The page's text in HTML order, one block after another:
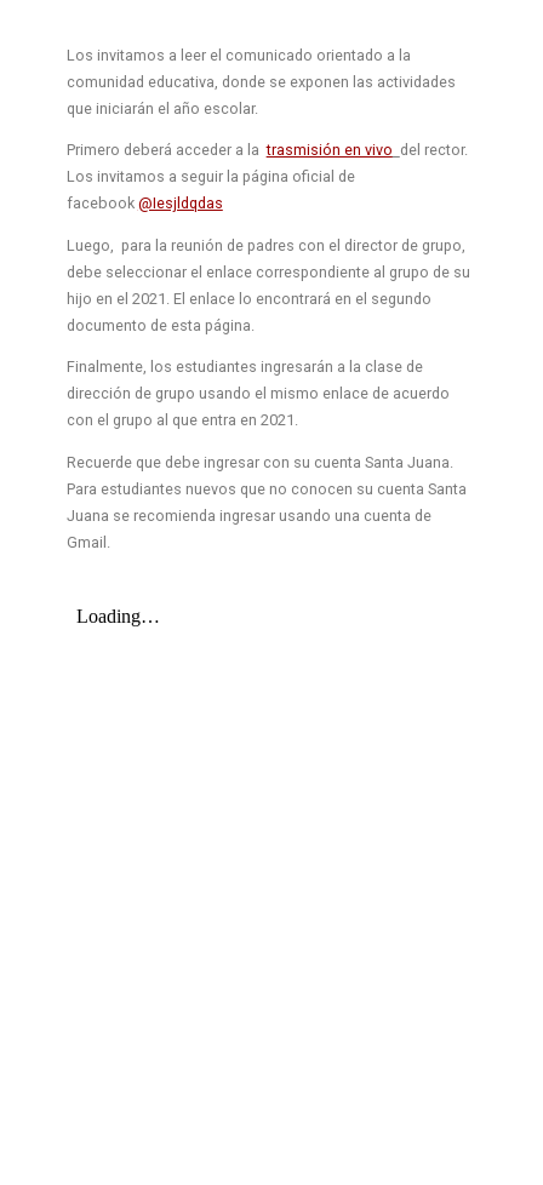
Los invitamos a leer el comunicado orientado a la
comunidad educativa, donde se exponen las actividades
que iniciarán el año escolar.
Primero deberá acceder a latrasmisión en vivo del rector.
Los invitamos a seguir la página oficial de
facebook @Iesjldqdas
Luego, para la reunión de padres con el director de grupo,
debe seleccionar el enlace correspondiente al grupo de su
hijo en el 2021. El enlace lo encontrará en el segundo
documento de esta página.
Finalmente, los estudiantes ingresarán a la clase de
dirección de grupo usando el mismo enlace de acuerdo
con el grupo al que entra en 2021.
Recuerde que debe ingresar con su cuenta Santa Juana.
Para estudiantes nuevos que no conocen su cuenta Santa
Juana se recomienda ingresar usando una cuenta de
Gmail.